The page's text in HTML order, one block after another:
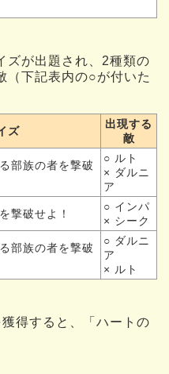
ズが出題され、2種類の
（下記表内の○が付いた
ズ
出現する
敵
部族の者を撃破
○ ルト
× ダルニ
ア
撃破せよ！
○ インパ
× シーク
部族の者を撃破
○ ダルニ
ア
× ルト
得すると、「ハートの